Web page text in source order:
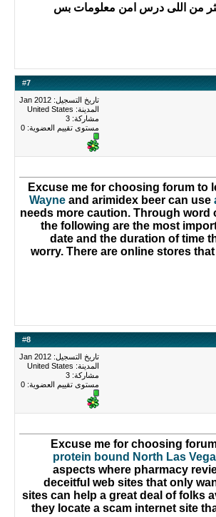
من اللى درس امن معلومات بس
#7
تاريخ التسجيل: Jan 2012
المدينة: United States
مشاركة: 3
مستوى تقييم العضوية: 0
Excuse me for choosing forum to
Wayne and arimidex beer can use
needs more caution. Through word
the following are the most
date and the duration of time
worry. There are online stores
#8
تاريخ التسجيل: Jan 2012
المدينة: United States
مشاركة: 3
مستوى تقييم العضوية: 0
Excuse me for choosing
protein bound North Las
aspects where pharmacy
deceitful web sites that only
sites can help a great deal of folks
they locate a scam internet site